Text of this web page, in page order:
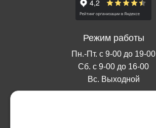
Режим работы
Пн.-Пт. с 9-00 до 19-00
Сб. с 9-00 до 16-00
Вс. Выходной